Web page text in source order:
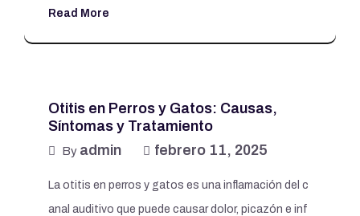
Read More
Otitis en Perros y Gatos: Causas,
Síntomas y Tratamiento
By admin febrero 11, 2025
La otitis en perros y gatos es una inflamación del c
anal auditivo que puede causar dolor, picazón e inf